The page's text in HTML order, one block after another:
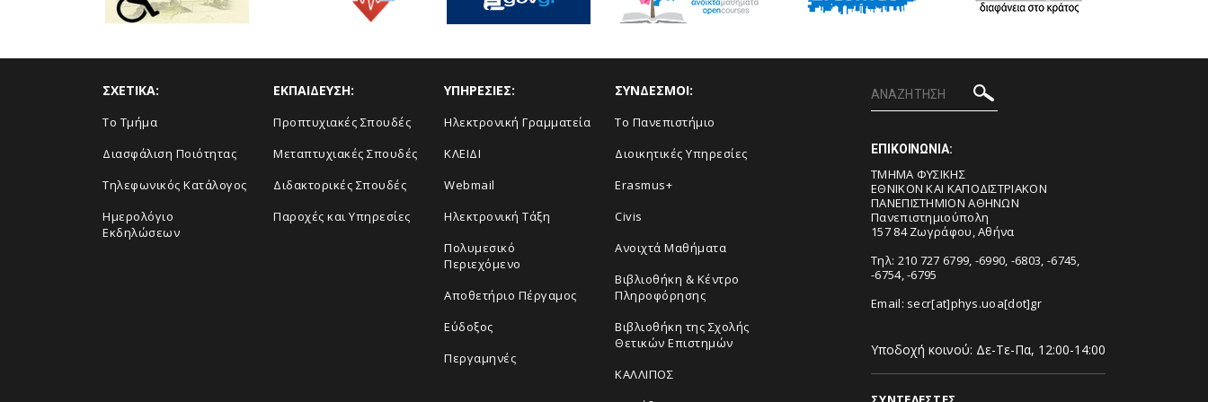
ΣΧΕΤΙΚΑ:
Το Τμήμα
Διασφάλιση Ποιότητας
Τηλεφωνικός Κατάλογος
Ημερολόγιο
Εκδηλώσεων
ΕΚΠΑΙΔΕΥΣΗ:
Προπτυχιακές Σπουδές
Μεταπτυχιακές Σπουδές
Διδακτορικές Σπουδές
Παροχές και Υπηρεσίες
ΥΠΗΡΕΣΙΕΣ:
Ηλεκτρονική Γραμματεία
ΚΛΕΙΔΙ
Webmail
Ηλεκτρονική Τάξη
Πολυμεσικό
Περιεχόμενο
Αποθετήριο Πέργαμος
Εύδοξος
Περγαμηνές
ΣΥΝΔΕΣΜΟΙ:
Το Πανεπιστήμιο
Διοικητικές Υπηρεσίες
Erasmus+
Civis
Ανοιχτά Μαθήματα
Βιβλιοθήκη & Κέντρο
Πληροφόρησης
Βιβλιοθήκη της Σχολής
Θετικών Επιστημών
ΚΑΛΛΙΠΟΣ
ΕΠΙΚΟΙΝΩΝΙΑ:
ΤΜΗΜΑ ΦΥΣΙΚΗΣ
ΕΘΝΙΚΟΝ ΚΑΙ ΚΑΠΟΔΙΣΤΡΙΑΚΟΝ
ΠΑΝΕΠΙΣΤΗΜΙΟΝ ΑΘΗΝΩΝ
Πανεπιστημιούπολη
157 84 Ζωγράφου, Αθήνα
Τηλ: 210 727 6799, -6990, -6803, -6745,
-6754, -6795
Email: secr[at]phys.uoa[dot]gr
Υποδοχή κοινού: Δε-Τε-Πα, 12:00-14:00